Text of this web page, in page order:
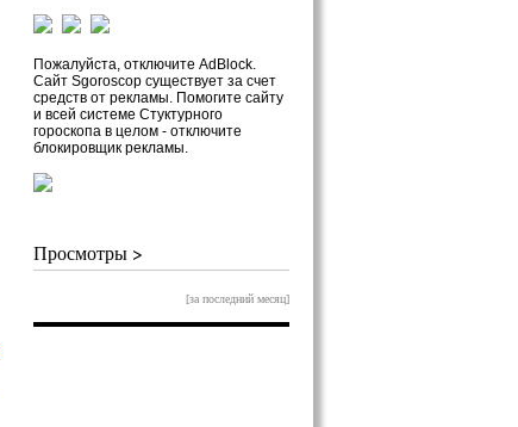
Пожалуйста, отключите AdBlock.
Сайт Sgoroscop существует за счет
средств от рекламы. Помогите сайту
и всей системе Стуктурного
гороскопа в целом - отключите
блокировщик рекламы.
Просмотры >
[за последний месяц]